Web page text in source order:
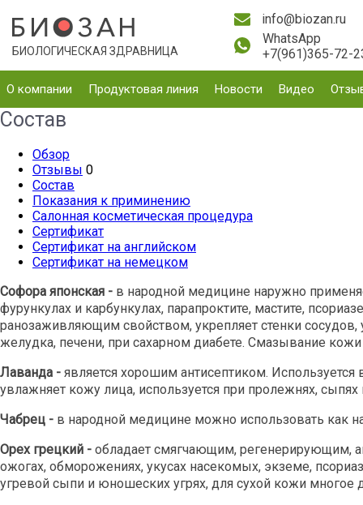
БИОЛОГИЧЕСКАЯ ЗДРАВНИЦА
info@biozan.ru
WhatsApp
+7(961)365-72-
О компании Продуктовая линия Новости Видео
Состав
Обзор
Отзывы 0
Состав
Показания к приминению
Салонная косметическая процедура
Сертификат
Сертификат на английском
Сертификат на немецком
Софора японская - в народной медицине наружно
фурункулах и карбункулах, парапроктите, мастите,
ранозаживляющим свойством, укрепляет стенки
желудка, печени, при сахарном диабете. Смазывание
Лаванда - является хорошим антисептиком.
увлажняет кожу лица, используется при пролежнях, сыпях
Чабрец - в народной медицине можно использовать как
Орех грецкий - обладает смягчающим, регенерирующим,
ожогах, обморожениях, укусах насекомых, экземе,
угревой сыпи и юношеских угрях, для сухой кожи многое